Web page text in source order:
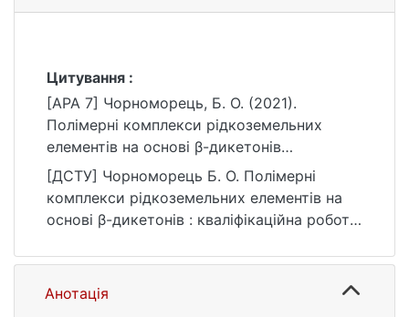
Цитування :
[APA 7] Чорноморець, Б. О. (2021).
Полімерні комплекси рідкоземельних
елементів на основі β-дикетонів
[Бакалаврська робота, Київський
національний університет імені Тараса
Шевченка]. eKNUTSHIR.
https://ir.library.knu.ua/handle/123456789/16
00
[ДСТУ] Чорноморець Б. О. Полімерні
комплекси рідкоземельних елементів на
основі β-дикетонів : кваліфікаційна робота
2021. 54 с. URL:
https://ir.library.knu.ua/handle/123456789/16
00 (дата звернення: 25.07.2026).
Анотація